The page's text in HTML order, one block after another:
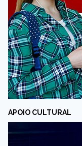
APOIO CULTURAL